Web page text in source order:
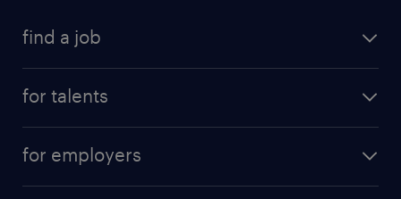
find a job
for talents
professional career
for employers